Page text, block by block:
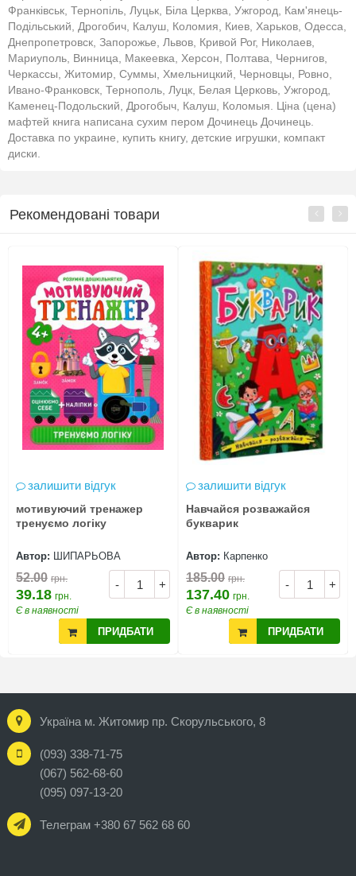
Франківськ, Тернопіль, Луцьк, Біла Церква, Ужгород, Кам'янець-
Подільський, Дрогобич, Калуш, Коломия, Киев, Харьков, Одесса,
Днепропетровск, Запорожье, Львов, Кривой Рог, Николаев,
Мариуполь, Винница, Макеевка, Херсон, Полтава, Чернигов,
Черкассы, Житомир, Суммы, Хмельницкий, Черновцы, Ровно,
Ивано-Франковск, Тернополь, Луцк, Белая Церковь, Ужгород,
Каменец-Подольский, Дрогобыч, Калуш, Коломыя. Ціна (цена)
мафтей книга написана сухим пером Дочинець Дочинець.
Доставка по украине, купить книгу, детские игрушки, компакт
диски.
Рекомендовані товари
залишити відгук
мотивуючий тренажер
тренуємо логіку
Автор: ШИПАРЬОВА
- +
52.00 грн.
39.18 грн.
Є в наявності
ПРИДБАТИ
залишити відгук
Навчайся розважайся
букварик
Автор: Карпенко
- +
185.00 грн.
137.40 грн.
Є в наявності
ПРИДБАТИ
Україна м. Житомир пр. Скорульського, 8
(093) 338-71-75
(067) 562-68-60
(095) 097-13-20
Телеграм +380 67 562 68 60